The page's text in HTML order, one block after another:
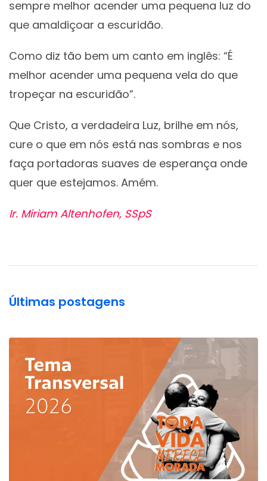
sempre melhor acender uma pequena luz do
que amaldiçoar a escuridão.
Como diz tão bem um canto em inglês: “É
melhor acender uma pequena vela do que
tropeçar na escuridão”.
Que Cristo, a verdadeira Luz, brilhe em nós,
cure o que em nós está nas sombras e nos
faça portadoras suaves de esperança onde
quer que estejamos. Amém.
Ir. Miriam Altenhofen, SSpS
Últimas postagens